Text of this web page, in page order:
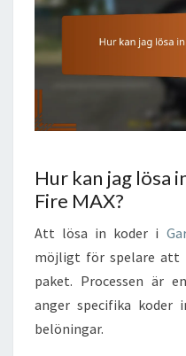
Hur kan jag lösa
Fire MAX?
Att lösa in koder i
möjligt för spelare att
paket. Processen är
anger specifika
belöningar.